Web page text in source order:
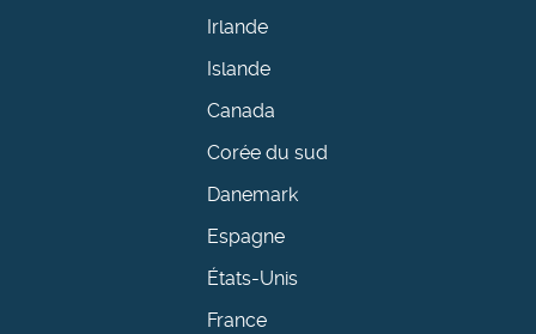
Irlande
Islande
Canada
Corée du sud
Danemark
Espagne
États-Unis
France